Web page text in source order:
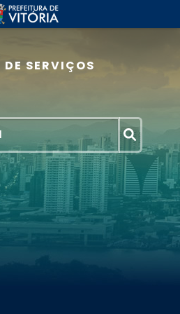
SERVIÇOS